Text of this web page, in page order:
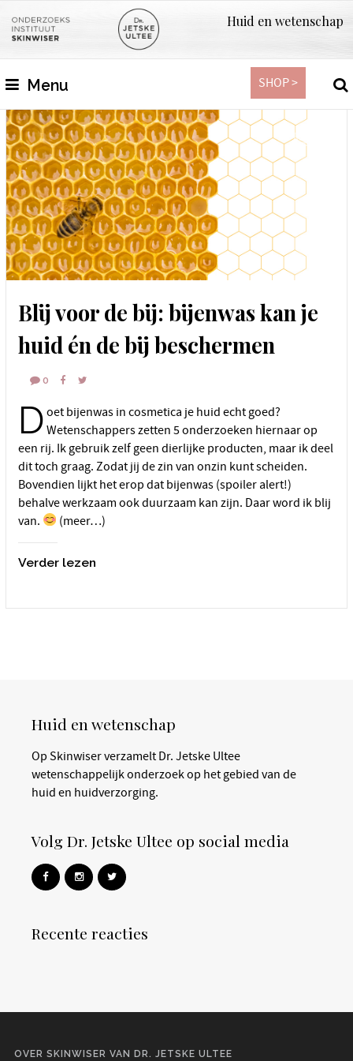
Huid en wetenschap
Menu SHOP >
Blij voor de bij: bijenwas kan je
huid én de bij beschermen
0
D oet bijenwas in cosmetica je huid echt goed?
Wetenschappers zetten 5 onderzoeken hiernaar op
een rij. Ik gebruik zelf geen dierlijke producten, maar ik deel
dit toch graag. Zodat jij de zin van onzin kunt scheiden.
Bovendien lijkt het erop dat bijenwas (spoiler alert!)
behalve werkzaam ook duurzaam kan zijn. Daar word ik blij
van.
(meer…)
Verder lezen
Huid en wetenschap
Op Skinwiser verzamelt Dr. Jetske Ultee
wetenschappelijk onderzoek op het gebied van de
huid en huidverzorging.
Volg Dr. Jetske Ultee op social media
Recente reacties
OVER SKINWISER VAN DR. JETSKE ULTEE